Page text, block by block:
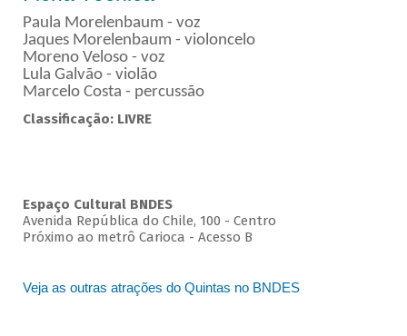
Paula Morelenbaum - voz
Jaques Morelenbaum - violoncelo
Moreno Veloso - voz
Lula Galvão - violão
Marcelo Costa - percussão
Classificação: LIVRE
Espaço Cultural BNDES
Avenida República do Chile, 100 - Centro
Próximo ao metrô Carioca - Acesso B
Veja as outras atrações do Quintas no BNDES